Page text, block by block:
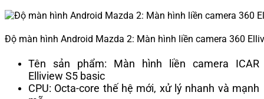
Độ màn hình Android Mazda 2: Màn hình liền camera 360
Tên sản phẩm: Màn hình liền camera ICAR
Elliview S5 basic
CPU: Octa-core thế hệ mới, xử lý nhanh và mạnh